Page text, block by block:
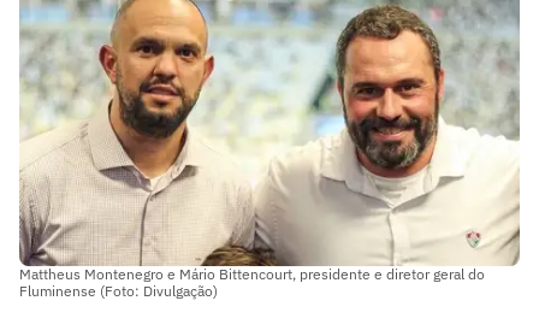
Mattheus Montenegro e Mário Bittencourt, presidente e diretor geral do
Fluminense (Foto: Divulgação)